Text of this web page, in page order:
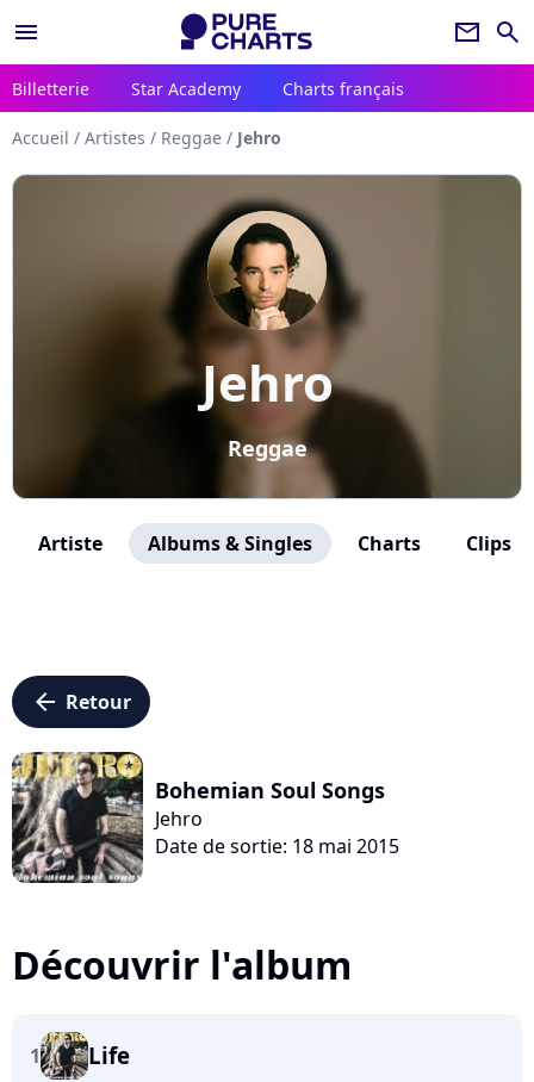
menu newsletter search
Billetterie Star Academy Charts français
Accueil / Artistes / Reggae / Jehro
Jehro
Reggae
Artiste Albums & Singles Charts Clips
arrow_left Retour
Bohemian Soul Songs
Jehro
Date de sortie: 18 mai 2015
Découvrir l'album
1 Life